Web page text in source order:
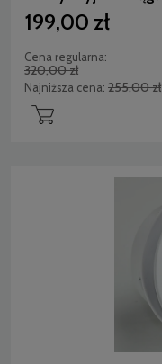
199,00 zł
Cena regularna:
320,00 zł
Najniższa cena: 255,00 zł